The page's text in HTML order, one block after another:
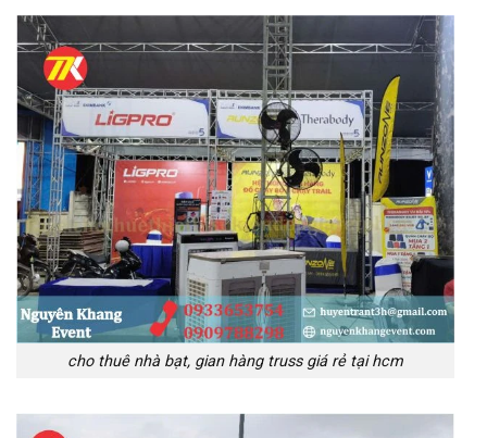
cho thuê nhà bạt, gian hàng truss giá rẻ tại hcm